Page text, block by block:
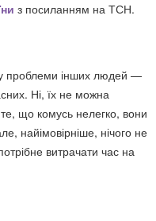
з посиланням на ТСН.
проблеми інших людей —
Ні, їх не можна
що комусь нелегко, вони
найімовірніше, нічого не
витрачати час на